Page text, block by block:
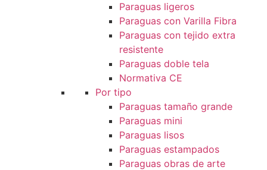
Paraguas ligeros
Paraguas con Varilla Fibra
Paraguas con tejido extra
resistente
Paraguas doble tela
Normativa CE
Por tipo
Paraguas tamaño grande
Paraguas mini
Paraguas lisos
Paraguas estampados
Paraguas obras de arte